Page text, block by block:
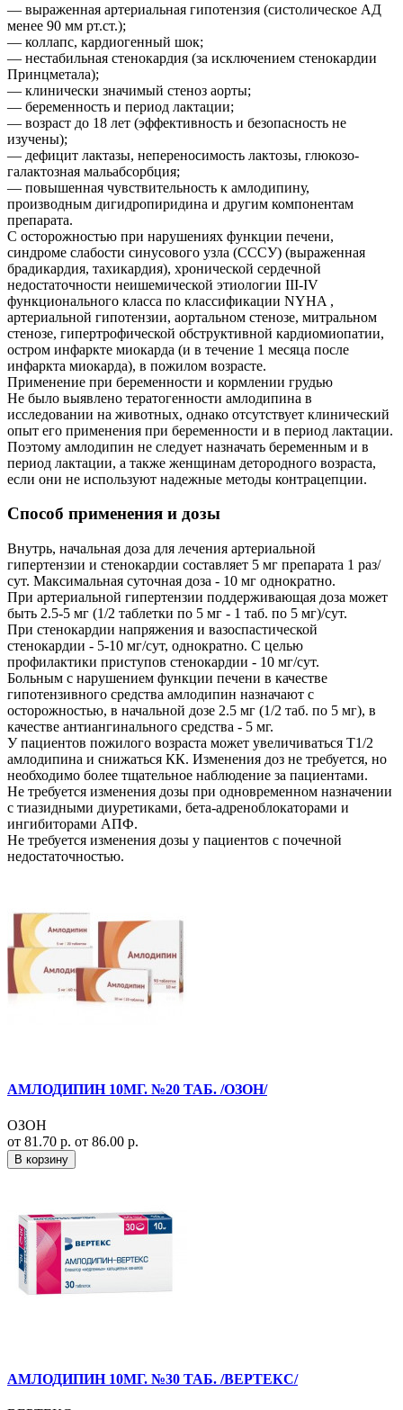
— выраженная артериальная гипотензия (систолическое АД
менее 90 мм рт.ст.);
— коллапс, кардиогенный шок;
— нестабильная стенокардия (за исключением стенокардии
Принцметала);
— клинически значимый стеноз аорты;
— беременность и период лактации;
— возраст до 18 лет (эффективность и безопасность не
изучены);
— дефицит лактазы, непереносимость лактозы, глюкозо-
галактозная мальабсорбция;
— повышенная чувствительность к амлодипину,
производным дигидропиридина и другим компонентам
препарата.
С осторожностью при нарушениях функции печени,
синдроме слабости синусового узла (СССУ) (выраженная
брадикардия, тахикардия), хронической сердечной
недостаточности неишемической этиологии III-IV
функционального класса по классификации NYHA ,
артериальной гипотензии, аортальном стенозе, митральном
стенозе, гипертрофической обструктивной кардиомиопатии,
остром инфаркте миокарда (и в течение 1 месяца после
инфаркта миокарда), в пожилом возрасте.
Применение при беременности и кормлении грудью
Не было выявлено тератогенности амлодипина в
исследовании на животных, однако отсутствует клинический
опыт его применения при беременности и в период лактации.
Поэтому амлодипин не следует назначать беременным и в
период лактации, а также женщинам детородного возраста,
если они не используют надежные методы контрацепции.
Способ применения и дозы
Внутрь, начальная доза для лечения артериальной
гипертензии и стенокардии составляет 5 мг препарата 1 раз/
сут. Максимальная суточная доза - 10 мг однократно.
При артериальной гипертензии поддерживающая доза может
быть 2.5-5 мг (1/2 таблетки по 5 мг - 1 таб. по 5 мг)/сут.
При стенокардии напряжения и вазоспастической
стенокардии - 5-10 мг/сут, однократно. С целью
профилактики приступов стенокардии - 10 мг/сут.
Больным с нарушением функции печени в качестве
гипотензивного средства амлодипин назначают с
осторожностью, в начальной дозе 2.5 мг (1/2 таб. по 5 мг), в
качестве антиангинального средства - 5 мг.
У пациентов пожилого возраста может увеличиваться T1/2
амлодипина и снижаться КК. Изменения доз не требуется, но
необходимо более тщательное наблюдение за пациентами.
Не требуется изменения дозы при одновременном назначении
с тиазидными диуретиками, бета-адреноблокаторами и
ингибиторами АПФ.
Не требуется изменения дозы у пациентов с почечной
недостаточностью.
АМЛОДИПИН 10МГ. №20 ТАБ. /ОЗОН/
ОЗОН
от 81.70 р. от 86.00 р.
В корзину
АМЛОДИПИН 10МГ. №30 ТАБ. /ВЕРТЕКС/